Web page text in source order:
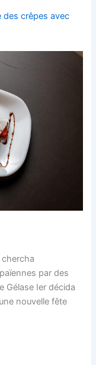
des crêpes avec
chercha
par des
Gélase Ier décida
nouvelle fête